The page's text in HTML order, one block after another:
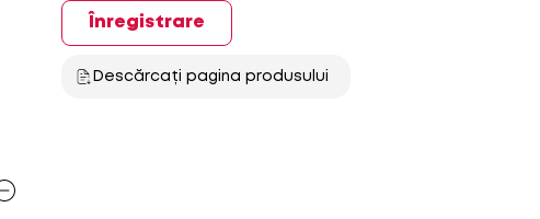
Înregistrare
Descărcați pagina produsului